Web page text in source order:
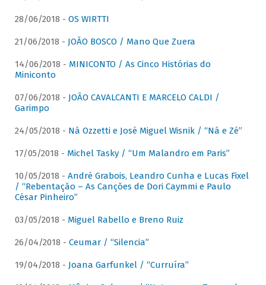
28/06/2018 - OS WIRTTI
21/06/2018 - JOÃO BOSCO / Mano Que Zuera
14/06/2018 - MINICONTO / As Cinco Histórias do
Miniconto
07/06/2018 - JOÃO CAVALCANTI E MARCELO CALDI /
Garimpo
24/05/2018 - Ná Ozzetti e José Miguel Wisnik / “Ná e Zé”
17/05/2018 - Michel Tasky / “Um Malandro em Paris”
10/05/2018 - André Grabois, Leandro Cunha e Lucas Fixel
/ “Rebentação – As Canções de Dori Caymmi e Paulo
César Pinheiro”
03/05/2018 - Miguel Rabello e Breno Ruiz
26/04/2018 - Ceumar / “Silencia”
19/04/2018 - Joana Garfunkel / “Curruíra”